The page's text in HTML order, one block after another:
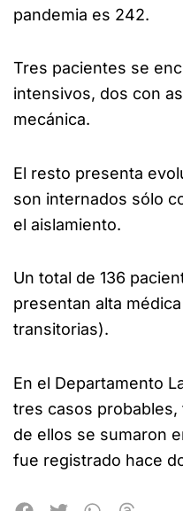
pandemia es 242.
Tres pacientes se
intensivos, dos con
mecánica.
El resto presenta
son internados sólo
el aislamiento.
Un total de 136
presentan alta
transitorias).
En el Departamento
tres casos probables,
de ellos se sumaron
fue registrado hace